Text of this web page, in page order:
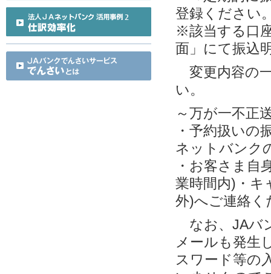
登録ください
※該当する口
面」にて振込
変更内容の
い。
～万が一不正
・予約扱いの
ネットバンク
・お客さま自
業時間内)・キ
外)へご連絡く
なお、JAバ
メールも発生
スワード等の